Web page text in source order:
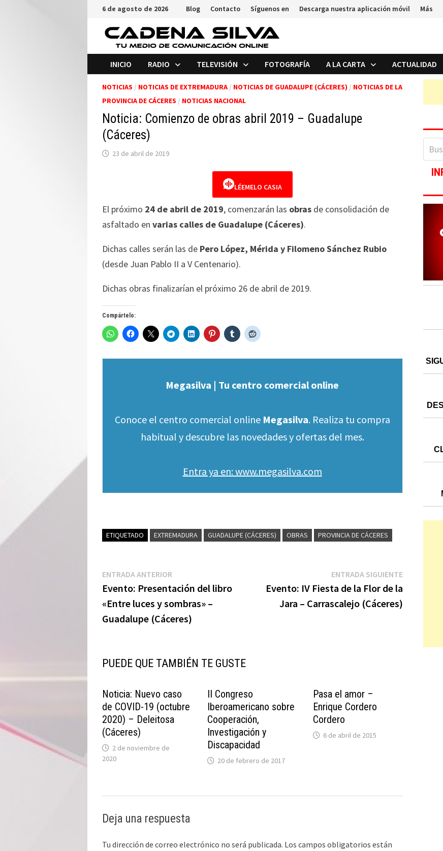
Saltar
contenido
6 de agosto de 2026 Blog Contacto Síguenos en Descarga nuestra aplicación móvil Más
INICIO RADIO TELEVISIÓN FOTOGRAFÍA A LA CARTA ACTUALIDAD
NOTICIAS / NOTICIAS DE EXTREMADURA/ NOTICIAS DE GUADALUPE (CÁCERES) / NOTICIAS DE LA
PROVINCIA DE CÁCERES / NOTICIAS NACIONAL
Noticia: Comienzo de obras abril 2019 – Guadalupe
(Cáceres)
23 de abril de 2019
LÉEMELO CASIA
El próximo 24 de abril de 2019, comenzarán las obrasde consolidación de
asfaltado en varias calles de Guadalupe (Cáceres).
Dichas calles serán las de Pero López, Mérida y Filomeno Sánchez Rubio
(desde Juan Pablo II a V Centenario).
Dichas obras finalizarían el próximo 26 de abril de 2019.
Compártelo:
Megasilva | Tu centro comercial online
Conoce el centro comercial online Megasilva. Realiza tu compra
habitual y descubre las novedades y ofertas del mes.
Entra ya en: www.megasilva.com
ETIQUETADO EXTREMADURA GUADALUPE (CÁCERES) OBRAS PROVINCIA DE CÁCERES
Navegación
de
entradas
ENTRADA ANTERIOREntrada
anterior:
Evento: Presentación del libro
«Entre luces y sombras» –
Guadalupe (Cáceres)
ENTRADA SIGUIENTEEntrada
Evento: IV Fiesta de la Flor de la
Jara – Carrascalejo (Cáceres)
PUEDE QUE TAMBIÉN TE GUSTE
Noticia: Nuevo caso
de COVID-19 (octubre
2020) – Deleitosa
(Cáceres)
2 de noviembre de
2020
II Congreso
Iberoamericano sobre
Cooperación,
Investigación y
Discapacidad
20 de febrero de 2017
Pasa el amor –
Enrique Cordero
Cordero
6 de abril de 2015
Deja una respuesta
Tu dirección de correo electrónico no será publicada. Los campos obligatorios están